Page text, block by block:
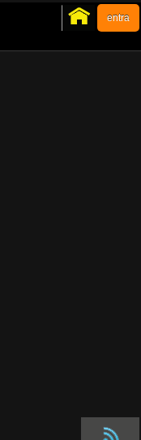
entra